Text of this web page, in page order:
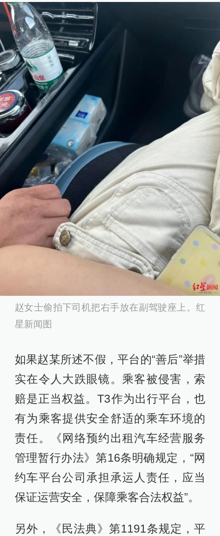
赵女士偷拍下司机把右手放在副驾驶座上。红
星新闻图
如果赵某所述不假，平台的“善后”举措
实在令人大跌眼镜。乘客被侵害，索
赔是正当权益。T3作为出行平台，也
有为乘客提供安全舒适的乘车环境的
责任。《网络预约出租汽车经营服务
管理暂行办法》第16条明确规定，“网
约车平台公司承担承运人责任，应当
保证运营安全，保障乘客合法权益”。
另外，《民法典》第1191条规定，平